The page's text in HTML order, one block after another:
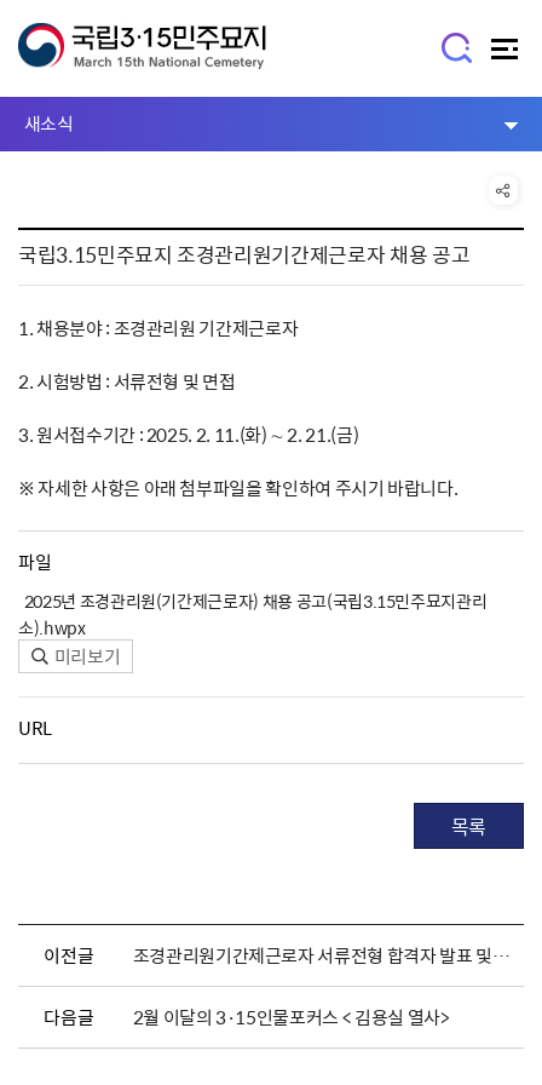
새소식
국립3.15민주묘지 조경관리원기간제근로자 채용 공고
1. 채용분야 : 조경관리원 기간제근로자
2. 시험방법 : 서류전형 및 면접
3. 원서접수기간 : 2025. 2. 11.(화) ∼ 2. 21.(금)
※ 자세한 사항은 아래 첨부파일을 확인하여 주시기 바랍니다.
파일
2025년 조경관리원(기간제근로자) 채용 공고(국립3.15민주묘지관리
소).hwpx
미리보기
URL
목록
이전글 조경관리원기간제근로자 서류전형 합격자 발표 및 면접전형 일정 안내
다음글 2월 이달의 3·15인물포커스 < 김용실 열사>